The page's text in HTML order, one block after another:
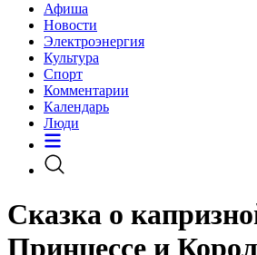
Афиша
Новости
Электроэнергия
Культура
Спорт
Комментарии
Календарь
Люди
Сказка о
Принцессе и